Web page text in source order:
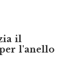
il
l'anello